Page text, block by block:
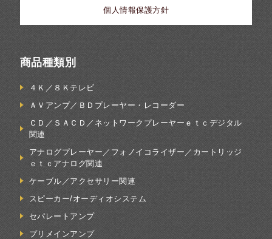
個人情報保護方針
商品種類別
４Ｋ／８Ｋテレビ
ＡＶアンプ／ＢＤプレーヤー・レコーダー
ＣＤ／ＳＡＣＤ／ネットワークプレーヤーｅｔｃデジタル
関連
アナログプレーヤー／フォノイコライザー／カートリッジ
ｅｔｃアナログ関連
ケーブル／アクセサリー関連
スピーカー/オーディオシステム
セパレートアンプ
プリメインアンプ